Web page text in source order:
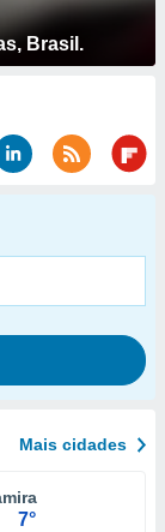
Brasil.
Mais cidades
7°